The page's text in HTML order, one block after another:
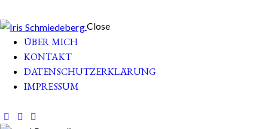
Close
ÜBER MICH
KONTAKT
DATENSCHUTZERKLÄRUNG
IMPRESSUM